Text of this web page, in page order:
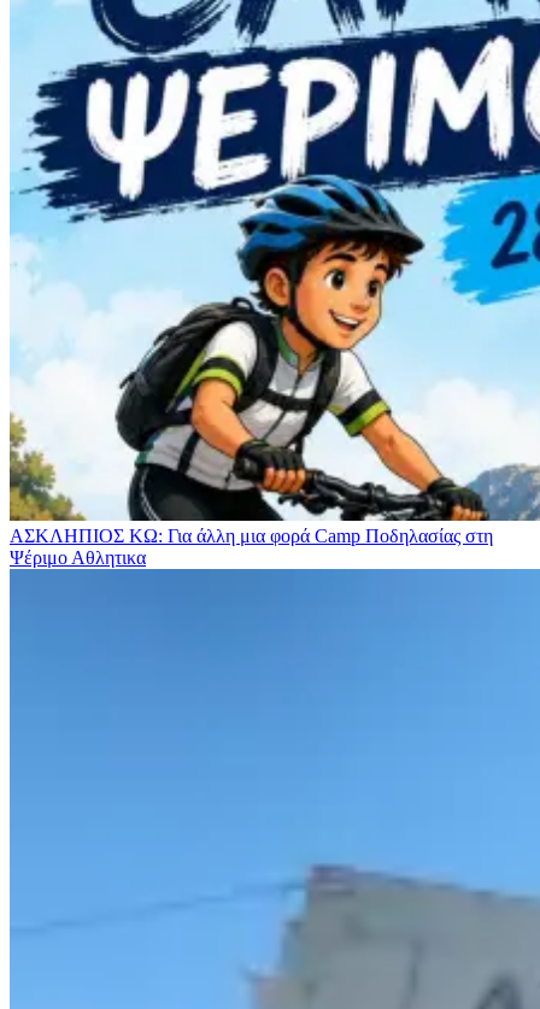
ΑΣΚΛΗΠΙΟΣ ΚΩ: Για άλλη μια φορά Camp Ποδηλασίας στη
Ψέριμο Αθλητικα